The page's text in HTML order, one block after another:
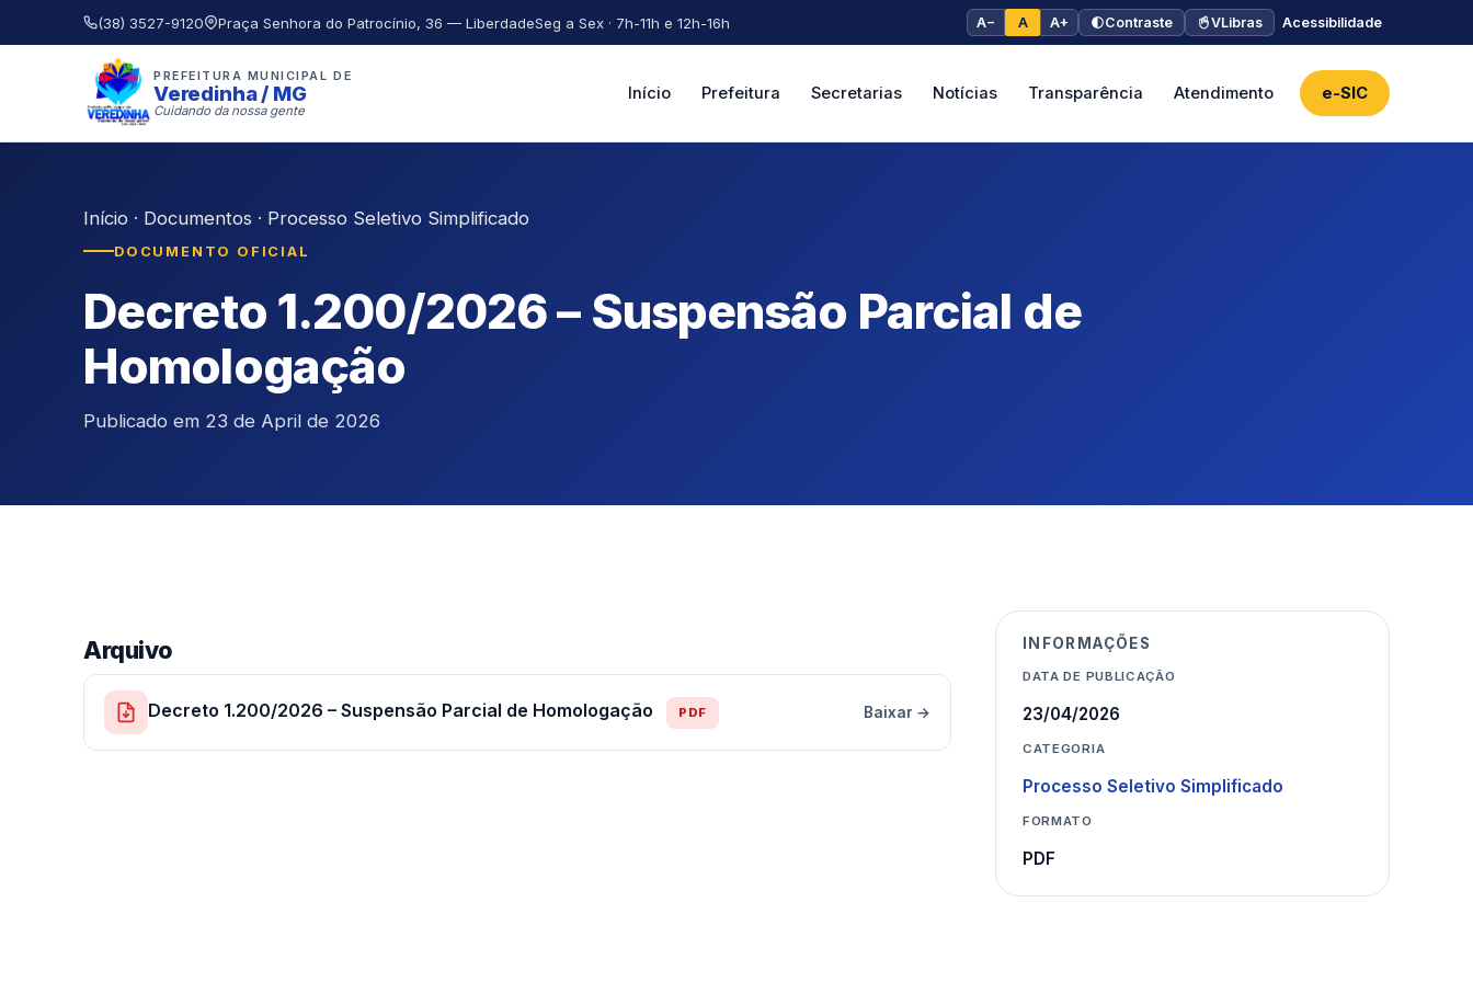
(38) 3527-9120 Praça Senhora do Patrocínio, 36 — LiberdadeSeg a Sex · 7h-11h e 12h-16h A− A A+ Contraste VLibras Acessibilidade
PREFEITURA MUNICIPAL DE
Veredinha / MG
Cuidando da nossa gente
Início Prefeitura Secretarias Notícias Transparência Atendimento e-SIC
Início · Documentos · Processo Seletivo Simplificado
DOCUMENTO OFICIAL
Decreto 1.200/2026 – Suspensão Parcial de
Homologação
Publicado em 23 de April de 2026
Arquivo
Decreto 1.200/2026 – Suspensão Parcial de Homologação PDF Baixar →
INFORMAÇÕES
DATA DE PUBLICAÇÃO
23/04/2026
CATEGORIA
Processo Seletivo Simplificado
FORMATO
PDF